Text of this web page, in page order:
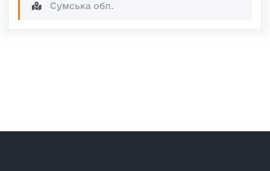
Сумська обл.